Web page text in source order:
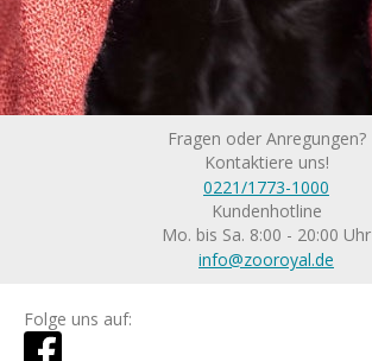
Fragen oder Anregungen?
Kontaktiere uns!
0221/1773-1000
Kundenhotline
Mo. bis Sa. 8:00 - 20:00 Uhr
info@zooroyal.de
Folge uns auf: